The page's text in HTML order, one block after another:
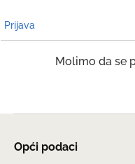
Prijava
Molimo da se
Opći podaci